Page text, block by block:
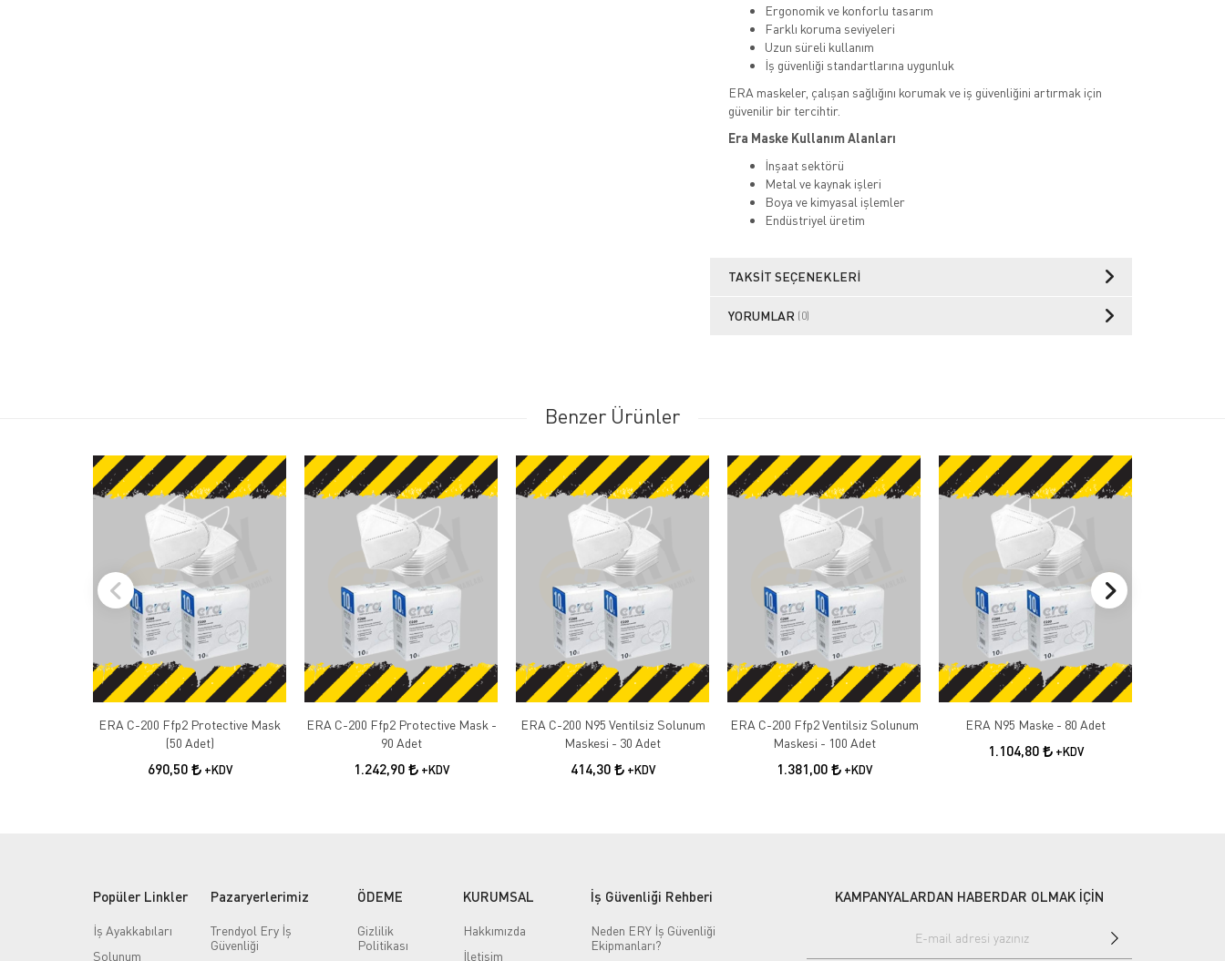
Ergonomik ve konforlu tasarım
Farklı koruma seviyeleri
Uzun süreli kullanım
İş güvenliği standartlarına uygunluk
ERA maskeler, çalışan sağlığını korumak ve iş güvenliğini artırmak için
güvenilir bir tercihtir.
Era Maske Kullanım Alanları
İnşaat sektörü
Metal ve kaynak işleri
Boya ve kimyasal işlemler
Endüstriyel üretim
TAKSIT SEÇENEKLERI
YORUMLAR (0)
Benzer Ürünler
ERA C-200 Ffp2 Protective Mask
(50 Adet)
690,50 +KDV
ERA C-200 Ffp2 Protective Mask -
90 Adet
1.242,90 +KDV
ERA C-200 N95 Ventilsiz Solunum
Maskesi - 30 Adet
414,30 +KDV
ERA C-200 Ffp2 Ventilsiz Solunum
Maskesi - 100 Adet
1.381,00 +KDV
ERA N95 Maske - 80 Adet
1.104,80 +KDV
Popüler Linkler
İş Ayakkabıları
Solunum
Pazaryerlerimiz
Trendyol Ery İş
Güvenliği
ÖDEME
Gizlilik
Politikası
KURUMSAL
Hakkımızda
İletişim
İş Güvenliği Rehberi
Neden ERY İş Güvenliği
Ekipmanları?
KAMPANYALARDAN HABERDAR OLMAK İÇİN